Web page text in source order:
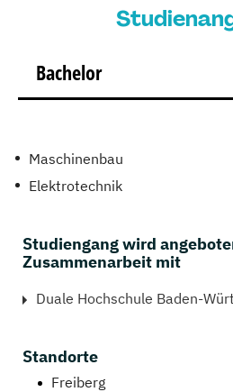
Bachelor
Maschinenbau
Elektrotechnik
Studiengang wird
Zusammenarbeit mit
Duale Hochschule Baden-
Standorte
Freiberg